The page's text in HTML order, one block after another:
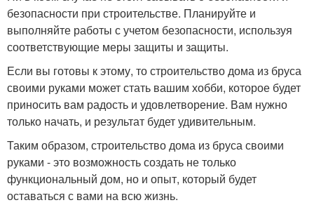
безопасности при строительстве. Планируйте и
выполняйте работы с учетом безопасности, используя
соответствующие меры защиты и защиты.
Если вы готовы к этому, то строительство дома из бруса
своими руками может стать вашим хобби, которое будет
приносить вам радость и удовлетворение. Вам нужно
только начать, и результат будет удивительным.
Таким образом, строительство дома из бруса своими
руками - это возможность создать не только
функциональный дом, но и опыт, который будет
оставаться с вами на всю жизнь.